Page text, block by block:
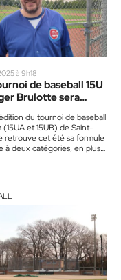
à 9h18
de baseball 15U
Brulotte sera
du tournoi de baseball
(15UA et 15UB) de Saint-
retrouve cet été sa formule
à deux catégories, en plus